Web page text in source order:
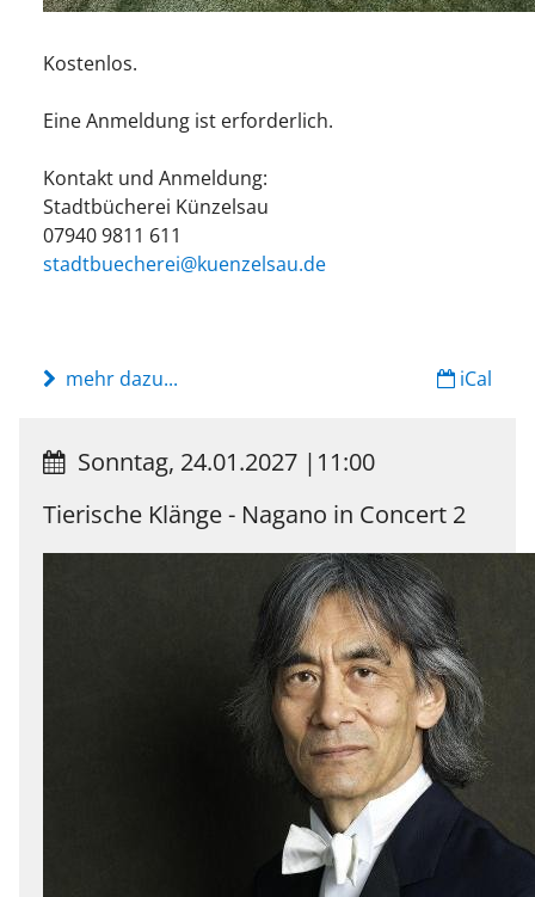
Kostenlos.
Eine Anmeldung ist erforderlich.
Kontakt und Anmeldung:
Stadtbücherei Künzelsau
07940 9811 611
stadtbuecherei@kuenzelsau.de
iCal
mehr dazu...
Sonntag, 24.01.2027 | 11:00
Tierische Klänge - Nagano in Concert 2